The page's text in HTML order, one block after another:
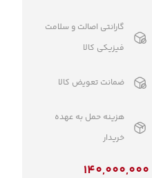
گارانتی اصالت و سلامت
فیزیکی کالا
ضمانت تعویض کالا
هزینه حمل به عهده
خریدار
140,000,000